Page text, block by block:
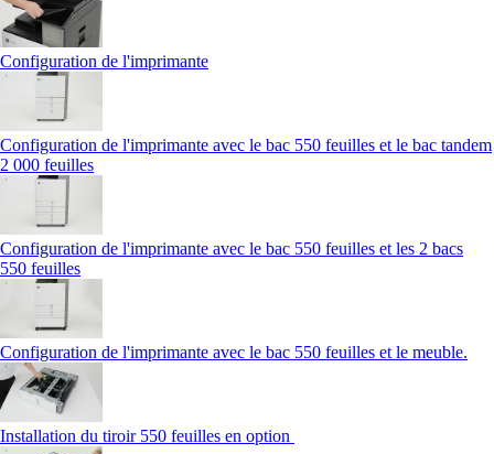
Configuration de l'imprimante
Configuration de l'imprimante avec le bac 550 feuilles et le bac tandem
2 000 feuilles
Configuration de l'imprimante avec le bac 550 feuilles et les 2 bacs
550 feuilles
Configuration de l'imprimante avec le bac 550 feuilles et le meuble.
Installation du tiroir 550 feuilles en option